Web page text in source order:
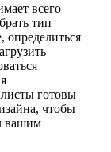
всего
тип
определиться
готовы
чтобы
вашим